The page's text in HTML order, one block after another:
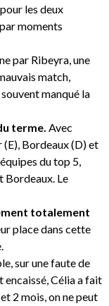
les deux
moments
par Ribeyra, une
match,
manqué la
terme. Avec
(E), Bordeaux (D) et
du top 5,
Bordeaux. Le
totalement
place dans cette
sur une faute de
encaissé, Célia a fait
2 mois, on ne peut